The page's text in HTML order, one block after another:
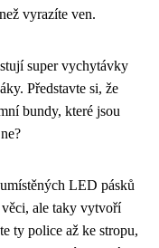
vyrazíte ven.
super vychytávky
Představte si, že
bundy, které jsou
LED pásků
věci, ale taky vytvoří
ty police až ke stropu,